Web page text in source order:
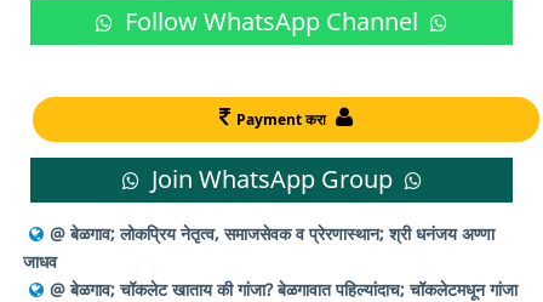
Follow WhatsApp Channel
Payment करा
Join WhatsApp Group
@ बेळगाव; लोकप्रिय नेतृत्व, समाजसेवक व प्रेरणास्थान; श्री धनंजय अण्णा
जाधव
@ बेळगाव; चॉकलेट खाताय की गांजा? बेळगावात पहिल्यांदाच; चॉकलेटमधून गांजा